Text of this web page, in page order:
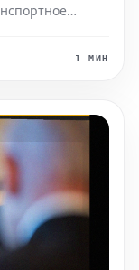
время
1 МИН